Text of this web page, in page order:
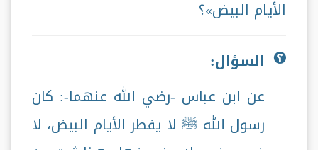
الأيام البيض»؟
السؤال:
عن ابن عباس -رضي الله عنهما-: كان
رسول الله ﷺ لا يفطر الأيام البيض، لا